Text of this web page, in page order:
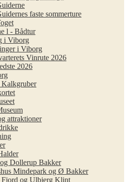
faste sommerture
l - Bådtur
i Viborg
i Viborg
Vinrute 2026
2026
Kalkgruber
attraktioner
Dollerup Bakker
Mindepark og Ø Bakker
og Ulbjerg Klint